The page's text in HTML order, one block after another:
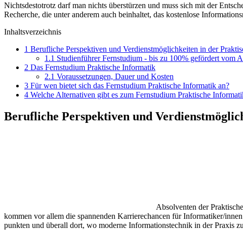
Nichtsdestotrotz darf man nichts überstürzen und muss sich mit der
Recherche, die unter anderem auch beinhaltet, das kostenlose
Inhaltsverzeichnis
1 Berufliche Perspektiven und Verdienstmöglichkeiten in der
1.1 Studienführer Fernstudium - bis zu 100% gefördert vom
2 Das Fernstudium Praktische Informatik
2.1 Voraussetzungen, Dauer und Kosten
3 Für wen bietet sich das Fernstudium Praktische Informatik an?
4 Welche Alternativen gibt es zum Fernstudium Praktische
Berufliche Perspektiven und
Absolventen der
kommen vor allem die spannenden Karrierechancen für Informatiker/
punkten und überall dort, wo moderne Informationstechnik in der Praxis